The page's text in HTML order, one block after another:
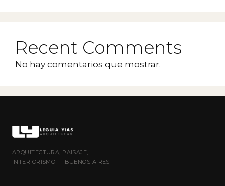
Recent Comments
No hay comentarios que mostrar.
ARQUITECTURA, PAISAJE,
INTERIORISMO — BUENOS AIRES